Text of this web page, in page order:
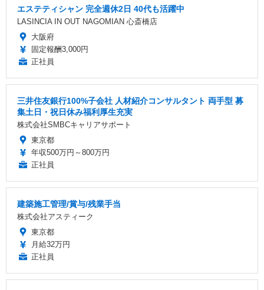
エステティシャン 完全週休2日 40代も活躍中
LASINCIA IN OUT NAGOMIAN 心斎橋店
大阪府
固定報酬3,000円
正社員
三井住友銀行100%子会社 人材紹介コンサルタント 両手型 募
集土日・祝日休み福利厚生充実
株式会社SMBCキャリアサポート
東京都
年収500万円～800万円
正社員
建築施工管理/賞与/残業手当
株式会社アスティーク
東京都
月給32万円
正社員